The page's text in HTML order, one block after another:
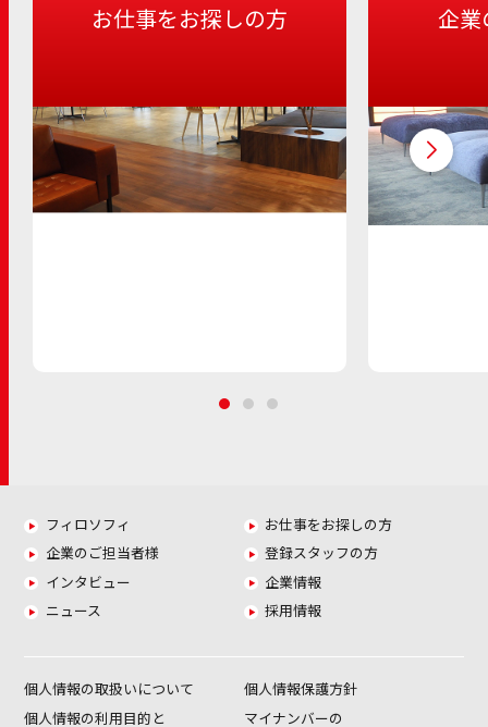
お仕事をお探しの方 企
フィロソフィ
お仕事をお探しの方
企業のご担当者様
登録スタッフの方
インタビュー
企業情報
ニュース
採用情報
個人情報の取扱いについて
個人情報保護方針
個人情報の利用目的と
マイナンバーの